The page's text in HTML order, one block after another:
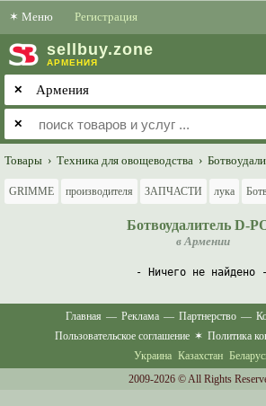
✶ Меню Регистрация
sell buy.zone
АРМЕНИЯ
✕
✕
Товары › Техника для овощеводства ›
GRIMME производителя ЗАПЧАСТИ лука
Ботвоудалитель D-
в Армении
- Ничего не найдено -
Главная — Реклама — Партнерство —
Пользовательское соглашение ✶ Политика
Украина Казахстан
2009-2026 © All Rights